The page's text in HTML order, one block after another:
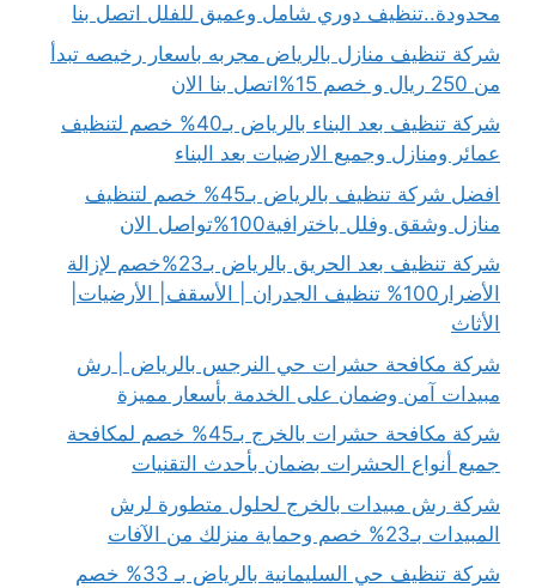
محدودة..تنظيف دوري شامل وعميق للفلل اتصل بنا
شركة تنظيف منازل بالرياض مجربه باسعار رخيصه تبدأ
من 250 ريال و خصم 15%اتصل بنا الان
شركة تنظيف بعد البناء بالرياض بـ40% خصم لتنظيف
عمائر ومنازل وجميع الارضيات بعد البناء
افضل شركة تنظيف بالرياض بـ45% خصم لتنظيف
منازل وشقق وفلل باخترافية100%تواصل الان
شركة تنظيف بعد الحريق بالرياض بـ23%خصم لإزالة
الأضرار100% تنظيف الجدران | الأسقف| الأرضيات|
الأثاث
شركة مكافحة حشرات حي النرجس بالرياض | رش
مبيدات آمن وضمان على الخدمة بأسعار مميزة
شركة مكافحة حشرات بالخرج بـ45% خصم لمكافحة
جميع أنواع الحشرات بضمان بأحدث التقنيات
شركة رش مبيدات بالخرج لحلول متطورة لرش
المبيدات بـ23% خصم وحماية منزلك من الآفات
شركة تنظيف حي السليمانية بالرياض بـ 33% خصم